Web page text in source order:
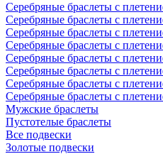
Серебряные браслеты с
Серебряные браслеты с
Серебряные браслеты с
Серебряные браслеты с
Серебряные браслеты с
Серебряные браслеты с
Серебряные браслеты с
Серебряные браслеты с
Мужские браслеты
Пустотелые браслеты
Все подвески
Золотые подвески